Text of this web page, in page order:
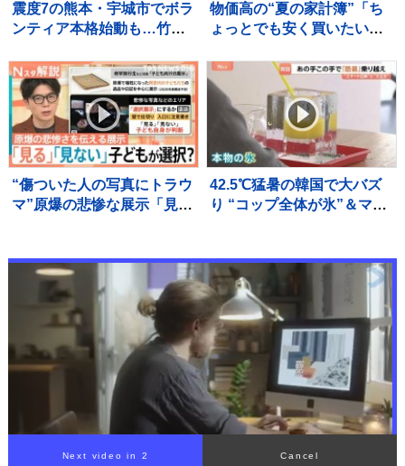
震度7の熊本・宇城市でボラ
ンティア本格始動も…竹や
焼も
物価高の“夏の家計簿”「ち
ょっとでも安く買いたい」
長蛇の列が 節約術は「特
売日を狙って」「お泊まり
ディズニーから日帰りに」
“傷ついた人の写真にトラウ
マ”原爆の悲惨な展示「見
42.5℃猛暑の韓国で大バズ
り “コップ全体が氷”＆マイ
Next video in 1 Cancel